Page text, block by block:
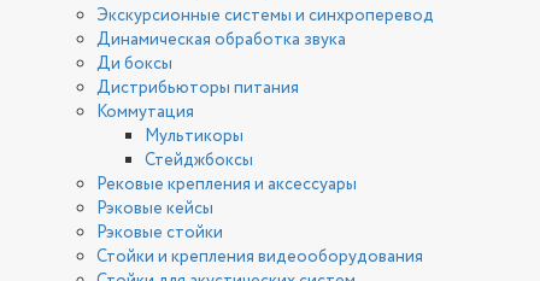
Экскурсионные системы и синхроперевод
Динамическая обработка звука
Ди боксы
Дистрибьюторы питания
Коммутация
Мультикоры
Стейджбоксы
Рековые крепления и аксессуары
Рэковые кейсы
Рэковые стойки
Стойки и крепления видеооборудования